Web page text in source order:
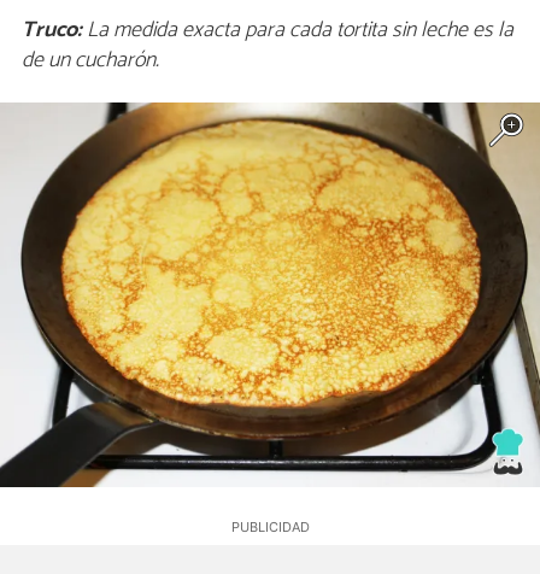
Truco:La medida exacta para cada tortita sin leche es la
de un cucharón.